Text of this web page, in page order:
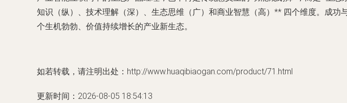
知识（纵）、技术理解（深）、生态思维（广）和商业智慧（高）** 四个维度。成
个生机勃勃、价值持续增长的产业新生态。
如若转载，请注明出处：http://www.huaqibiaogan.com/product/71.html
更新时间：2026-08-05 18:54:13